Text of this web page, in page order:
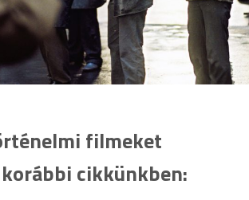
filmeket
cikkünkben: